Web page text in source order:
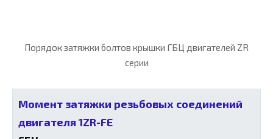
Порядок затяжки болтов крышки ГБЦ двигателей ZR
серии
Момент затяжки резьбовых соединений
двигателя 1ZR-FE